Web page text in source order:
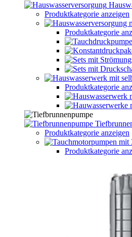
Produktkategorie anzeigen
Produktkategorie
Produktkategorie
Produktkategorie anzeigen
Produktkategorie